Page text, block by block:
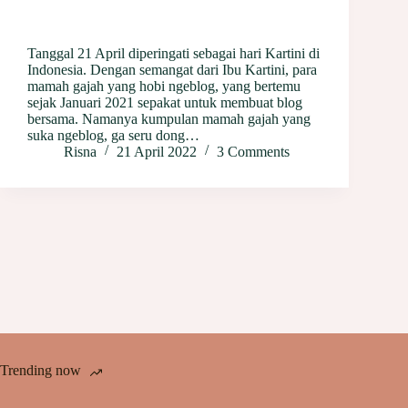
Tanggal 21 April diperingati sebagai hari Kartini di
Indonesia. Dengan semangat dari Ibu Kartini, para
mamah gajah yang hobi ngeblog, yang bertemu
sejak Januari 2021 sepakat untuk membuat blog
bersama. Namanya kumpulan mamah gajah yang
suka ngeblog, ga seru dong…
Risna
21 April 2022 3 Comments
Trending now